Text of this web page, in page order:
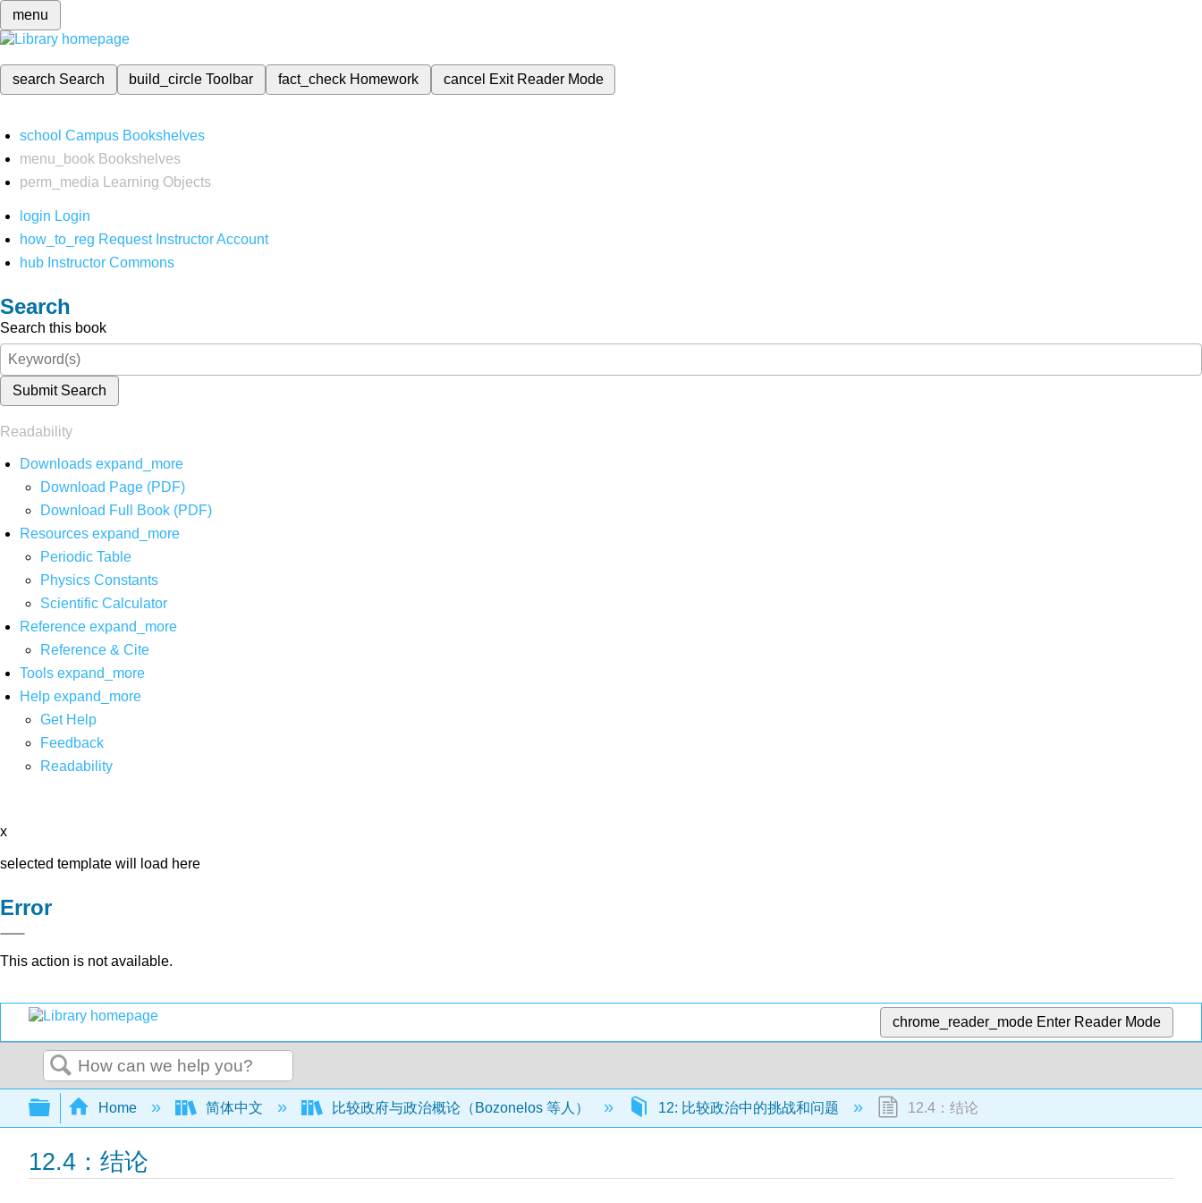
menu
search Search build_circleToolbar fact_check Homework cancel Exit Reader Mode
school Campus Bookshelves
menu_book Bookshelves
perm_media
Learning Objects
login Login
how_to_reg Request Instructor Account
hub Instructor Commons
Search
Search this book
Submit Search
Readability
Downloads expand_more
Download Page (PDF)
Download Full Book (PDF)
Resources expand_more
Periodic Table
Physics Constants
Scientific Calculator
Reference expand_more
Reference & Cite
Tools expand_more
Help expand_more
Get Help
Feedback
Readability
x
selected template will load here
Error
This action is not available.
chrome_reader_mode Enter Reader Mode
Search
Expand/collapse global hierarchy
Home 简体中文 比较政府与政治概论（Bozonelos 等人） 12: 比较政治中的挑战和问题 12.4：结论
12.4：结论